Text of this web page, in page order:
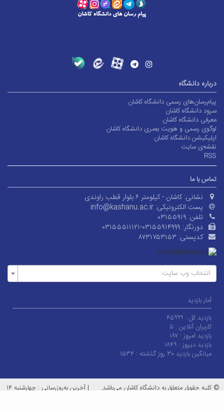
درباره دانشگاه
پیام‌رسان‌های رسمی دانشگاه کاشان
سرود دانشگاه کاشان
معرفی دانشگاه کاشان
لوگوی رسمی و هویت بصری دانشگاه کاشان
اپلیکیشن دانشگاه کاشان
نقشه‌ی سایت
RSS
تماس با ما
نشانی: کاشان - کیلومتر ۶ بلوار قطب راوندی
پست الکترونیکی: info@kashanu.ac.ir
تلفن: ۰۳۱۵۵۹۱۹
دورنگار: ۰۳۱۵۵۵۱۱۱۲۱-۰۳۱۵۵۹۱۴۹۹۹
کدپستی: ۸۷۳۱۷۵۳۱۵۳
انتخاب وب سایت
آمار بازدید
بازدید کل : ۴۵۹۹۹
کاربران آنلاین : ۵
بازدید امروز : ۱۸۷
بازدید دیروز : ۱۸۴۹
میانگین بازدید ۳۰ روز گذشته :
۱۵۳۴
© کلیه حقوق متعلق به دانشگاه کاشان می‌باشد. |
آخرین به‌روزرسانی : چهارشنبه ۱۴